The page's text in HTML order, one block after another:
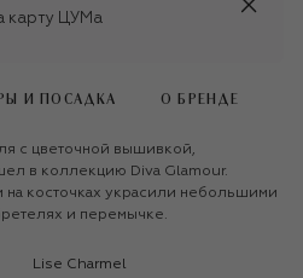
карту ЦУМа
И ПОСАДКА О БРЕНДЕ
с цветочной вышивкой,
в коллекцию Diva Glamour.
косточках украсили небольшими
и перемычке.
Lise Charmel